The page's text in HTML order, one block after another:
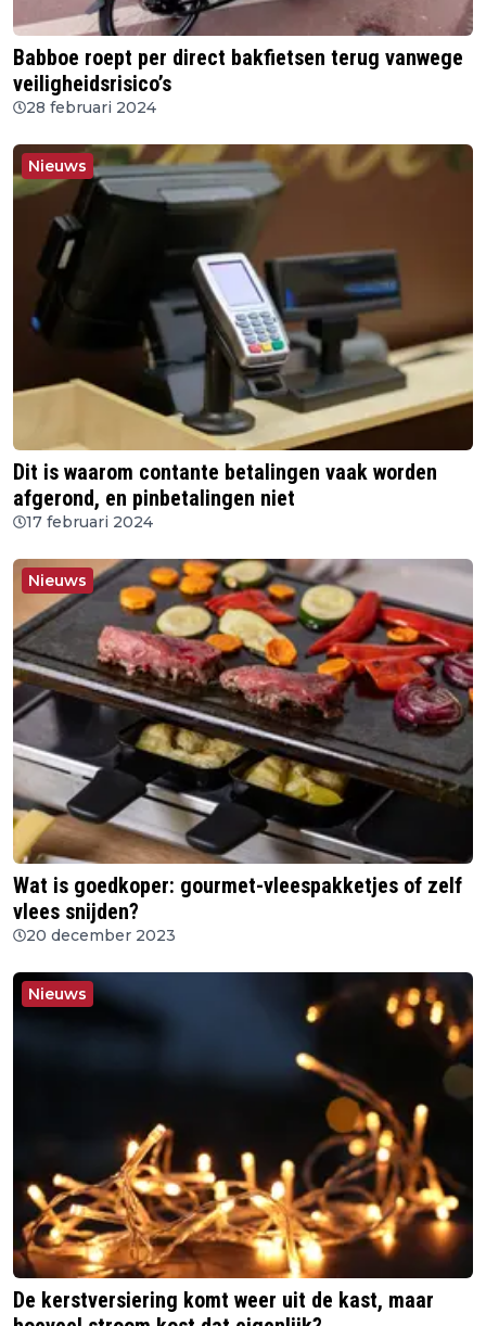
Babboe roept per direct bakfietsen terug vanwege
veiligheidsrisico’s
28 februari 2024
Nieuws
Dit is waarom contante betalingen vaak worden
afgerond, en pinbetalingen niet
17 februari 2024
Nieuws
Wat is goedkoper: gourmet-vleespakketjes of zelf
vlees snijden?
20 december 2023
Nieuws
De kerstversiering komt weer uit de kast, maar